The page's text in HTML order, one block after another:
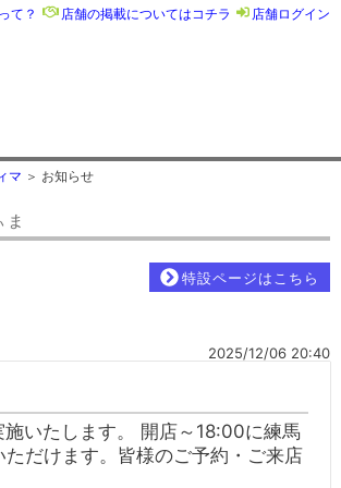
て？ 店舗の掲載についてはコチラ 店舗ログイン
マ お知らせ
特設ページはこちら
2025/12/06 20:40
いたします。 開店～18:00に練馬
だけます。皆様のご予約・ご来店